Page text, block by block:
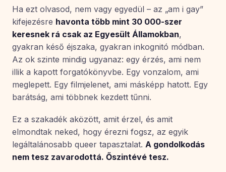
Ha ezt olvasod, nem vagy egyedül – az „am i gay”
kifejezésre havonta több mint 30 000-szer
keresnek rá csak az Egyesült Államokban,
gyakran késő éjszaka, gyakran inkognitó módban.
Az ok szinte mindig ugyanaz: egy érzés, ami nem
illik a kapott forgatókönyvbe. Egy vonzalom, ami
meglepett. Egy filmjelenet, ami másképp hatott. Egy
barátság, ami többnek kezdett tűnni.
Ez a szakadék aközött, amit érzel, és amit
elmondtak neked, hogy érezni fogsz, az egyik
legáltalánosabb queer tapasztalat. A gondolkodás
nem tesz zavarodottá. Őszintévé tesz.